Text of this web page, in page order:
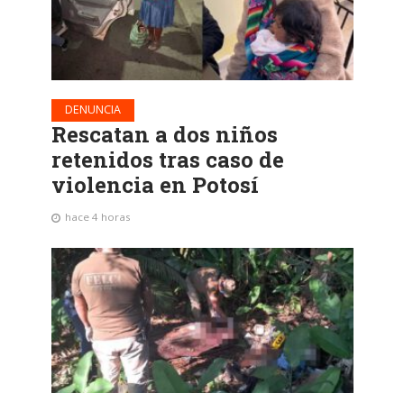
DENUNCIA
Rescatan a dos niños
retenidos tras caso de
violencia en Potosí
hace 4 horas